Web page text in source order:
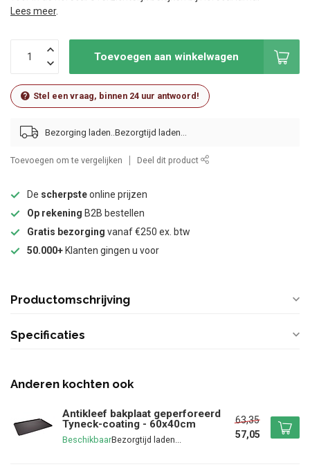
Lees meer.
Toevoegen aan winkelwagen
Stel een vraag, binnen 24 uur antwoord!
Bezorging laden..
Toevoegen om te vergelijken Deel dit product
De scherpsteonline prijzen
Op rekening B2B bestellen
Gratis bezorging vanaf €250 ex. btw
50.000+ Klanten gingen u voor
Productomschrijving
Specificaties
Anderen kochten ook
Antikleef bakplaat geperforeerd
Tyneck-coating - 60x40cm
Beschikbaar
63,35
57,05